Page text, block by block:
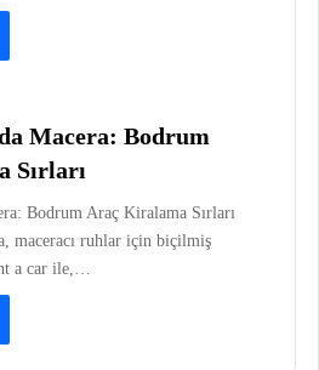
Macera: Bodrum
Sırları
Bodrum Araç Kiralama Sırları
maceracı ruhlar için biçilmiş
a car ile,…